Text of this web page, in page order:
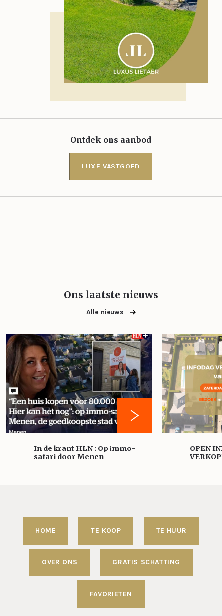
Ontdek ons aanbod
LUXE VASTGOED
Ons laatste nieuws
Alle nieuws
In de krant HLN : Op immo-
safari door Menen
OPEN
HOME TE KOOP TE HUUR
OVER ONS GRATIS SCHATTING
FAVORIETEN